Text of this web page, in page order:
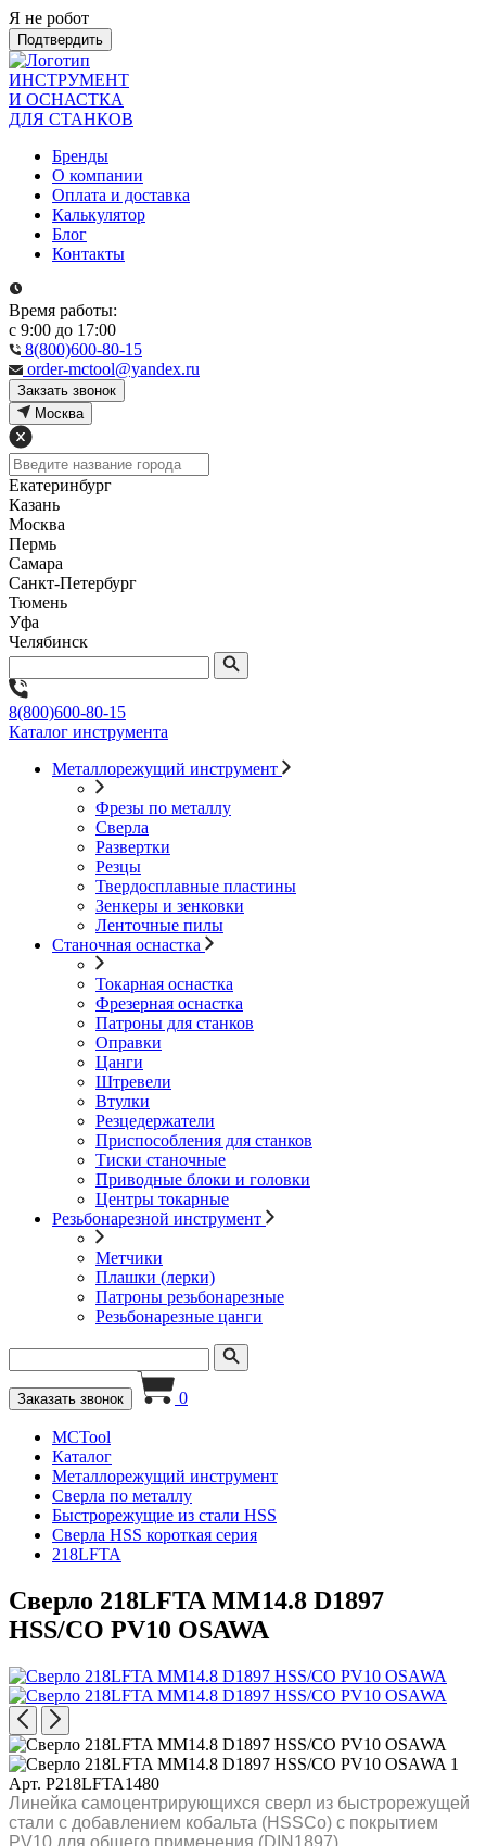
Я не робот
Подтвердить
ИНСТРУМЕНТ
И ОСНАСТКА
ДЛЯ СТАНКОВ
Бренды
О компании
Оплата и доставка
Калькулятор
Блог
Контакты
Время работы:
с 9:00 до 17:00
8(800)600-80-15
order-mctool@yandex.ru
Закзать звонок
Москва
Екатеринбург
Казань
Москва
Пермь
Самара
Санкт-Петербург
Тюмень
Уфа
Челябинск
8(800)600-80-15
Каталог инструмента
Металлорежущий инструмент
Фрезы по металлу
Сверла
Развертки
Резцы
Твердосплавные пластины
Зенкеры и зенковки
Ленточные пилы
Станочная оснастка
Токарная оснастка
Фрезерная оснастка
Патроны для станков
Оправки
Цанги
Штревели
Втулки
Резцедержатели
Приспособления для станков
Тиски станочные
Приводные блоки и головки
Центры токарные
Резьбонарезной инструмент
Метчики
Плашки (лерки)
Патроны резьбонарезные
Резьбонарезные цанги
Заказать звонок 0
MCTool
Каталог
Металлорежущий инструмент
Сверла по металлу
Быстрорежущие из стали HSS
Сверла HSS короткая серия
218LFTA
Сверло 218LFTA MM14.8 D1897
HSS/CO PV10 OSAWA
Арт. P218LFTA1480
Линейка самоцентрирующихся сверл из быстрорежущей
стали с добавлением кобальта (HSSCo) c покрытием
PV10 для общего применения (DIN1897).